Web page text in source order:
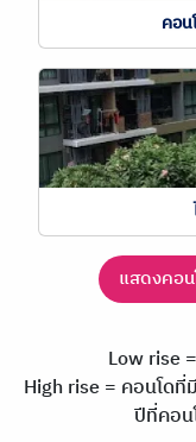
คอน
แสดงคอ
Low rise
High rise = คอนโด
ปีที่คอน